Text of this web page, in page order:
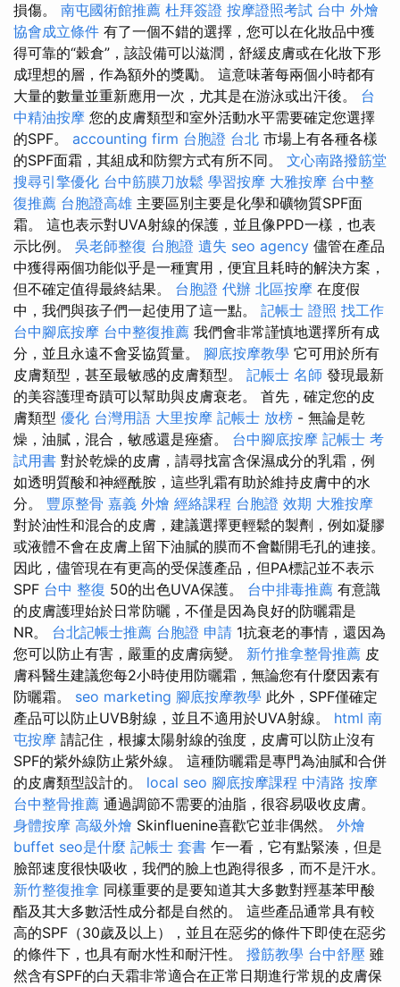
損傷。 南屯國術館推薦 杜拜簽證 按摩證照考試 台中 外燴
協會成立條件 有了一個不錯的選擇，您可以在化妝品中獲
得可靠的“穀倉”，該設備可以滋潤，舒緩皮膚或在化妝下形
成理想的層，作為額外的獎勵。 這意味著每兩個小時都有
大量的數量並重新應用一次，尤其是在游泳或出汗後。 台
中精油按摩 您的皮膚類型和室外活動水平需要確定您選擇
的SPF。 accounting firm 台胞證 台北 市場上有各種各樣
的SPF面霜，其組成和防禦方式有所不同。 文心南路撥筋堂
搜尋引擎優化 台中筋膜刀放鬆 學習按摩 大雅按摩 台中整
復推薦 台胞證高雄 主要區別主要是化學和礦物質SPF面
霜。 這也表示對UVA射線的保護，並且像PPD一樣，也表
示比例。 吳老師整復 台胞證 遺失 seo agency 儘管在產品
中獲得兩個功能似乎是一種實用，便宜且耗時的解決方案，
但不確定值得最終結果。 台胞證 代辦 北區按摩 在度假
中，我們與孩子們一起使用了這一點。 記帳士 證照 找工作
台中腳底按摩 台中整復推薦 我們會非常謹慎地選擇所有成
分，並且永遠不會妥協質量。 腳底按摩教學 它可用於所有
皮膚類型，甚至最敏感的皮膚類型。 記帳士 名師 發現最新
的美容護理奇蹟可以幫助與皮膚衰老。 首先，確定您的皮
膚類型 優化 台灣用語 大里按摩 記帳士 放榜 - 無論是乾
燥，油膩，混合，敏感還是痤瘡。 台中腳底按摩 記帳士 考
試用書 對於乾燥的皮膚，請尋找富含保濕成分的乳霜，例
如透明質酸和神經酰胺，這些乳霜有助於維持皮膚中的水
分。 豐原整骨 嘉義 外燴 經絡課程 台胞證 效期 大雅按摩
對於油性和混合的皮膚，建議選擇更輕鬆的製劑，例如凝膠
或液體不會在皮膚上留下油膩的膜而不會斷開毛孔的連接。
因此，儘管現在有更高的受保護產品，但PA標記並不表示
SPF 台中 整復 50的出色UVA保護。 台中排毒推薦 有意識
的皮膚護理始於日常防曬，不僅是因為良好的防曬霜是
NR。 台北記帳士推薦 台胞證 申請 1抗衰老的事情，還因為
您可以防止有害，嚴重的皮膚病變。 新竹推拿整骨推薦 皮
膚科醫生建議您每2小時使用防曬霜，無論您有什麼因素有
防曬霜。 seo marketing 腳底按摩教學 此外，SPF僅確定
產品可以防止UVB射線，並且不適用於UVA射線。 html 南
屯按摩 請記住，根據太陽射線的強度，皮膚可以防止沒有
SPF的紫外線防止紫外線。 這種防曬霜是專門為油膩和合併
的皮膚類型設計的。 local seo 腳底按摩課程 中清路 按摩
台中整骨推薦 通過調節不需要的油脂，很容易吸收皮膚。
身體按摩 高級外燴 Skinfluenine喜歡它並非偶然。 外燴
buffet seo是什麼 記帳士 套書 乍一看，它有點緊湊，但是
臉部速度很快吸收，我們的臉上也跑得很多，而不是汗水。
新竹整復推拿 同樣重要的是要知道其大多數對羥基苯甲酸
酯及其大多數活性成分都是自然的。 這些產品通常具有較
高的SPF（30歲及以上），並且在惡劣的條件下即使在惡劣
的條件下，也具有耐水性和耐汗性。 撥筋教學 台中舒壓 雖
然含有SPF的白天霜非常適合在正常日期進行常規的皮膚保